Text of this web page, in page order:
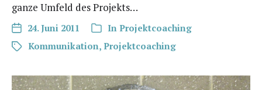
gan­ze Umfeld des Projekts…
24. Juni 2011 In Projektcoaching
Kommunikation, Projektcoaching